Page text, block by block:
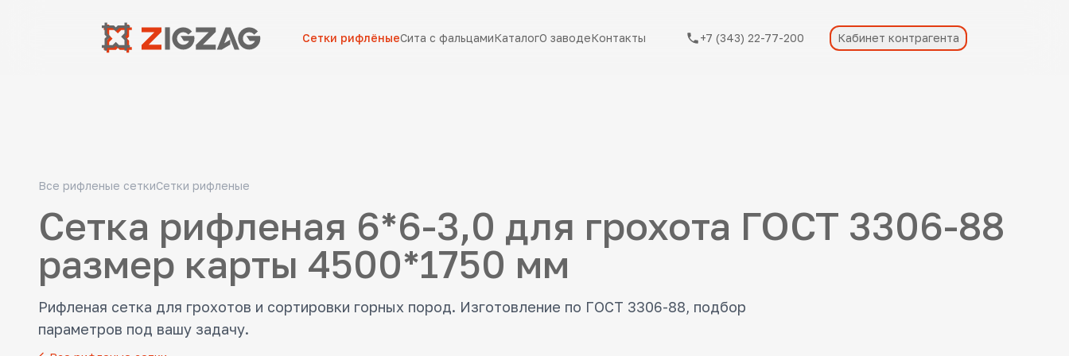
Сетки рифлёныеСита с фальцамиКаталогО заводеКонтакты +7 (343) 22-77-200 Кабинет контрагента
Все рифленые сеткиСетки рифленые
Сетка рифленая 6*6-3,0 для грохота ГОСТ 3306-88
размер карты 4500*1750 мм
Рифленая сетка для грохотов и сортировки горных пород. Изготовление по ГОСТ 3306-88, подбор
параметров под вашу задачу.